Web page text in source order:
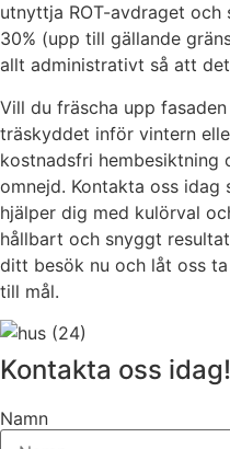
utnyttja ROT-avdraget och
30% (upp till gällande
allt administrativt så att
Vill du fräscha upp
träskyddet inför vintern
kostnadsfri
omnejd. Kontakta oss
hjälper dig med kulörval
hållbart och snyggt
ditt besök nu och låt oss
till mål.
Kontakta oss idag!
Namn